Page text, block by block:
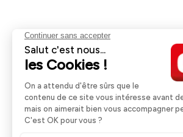
Aides et informations
Retour et remboursement
Nos guides d'achat
Livraison et retrait
Rappels Produits